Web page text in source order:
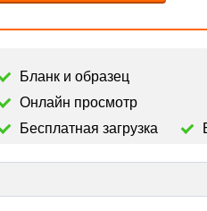
Бланк и образец
Онлайн просмотр
Бесплатная загрузка